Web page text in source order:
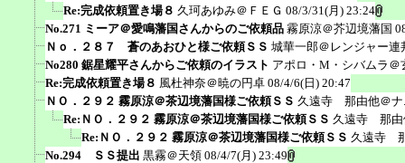
Re:完成依頼置き場８ 久珂あゆみ＠ＦＥＧ 08/3/31(月) 23:24
No.271 ミーア＠愛鳴藩国さんからのご依頼品 霧原涼＠芥辺境藩国
Ｎｏ．２８７ 蒼のあおひと様ご依頼ＳＳ 城華一郎＠レンジャー連
No280 鋸星耀平さんからご依頼のイラスト アポロ・M・シバムラ＠
Re:完成依頼置き場８ 風杜神奈＠暁の円卓 08/4/6(日) 20:47
ＮＯ．２９２ 霧原涼＠茶辺境藩国様ご依頼ＳＳ 久遠寺 那由他＠ナ
Re:ＮＯ．２９２ 霧原涼＠茶辺境藩国様ご依頼ＳＳ 久遠寺 那由
Re:ＮＯ．２９２ 霧原涼＠茶辺境藩国様ご依頼ＳＳ 久遠寺
No.294 ＳＳ提出 黒霧＠天領 08/4/7(月) 23:49